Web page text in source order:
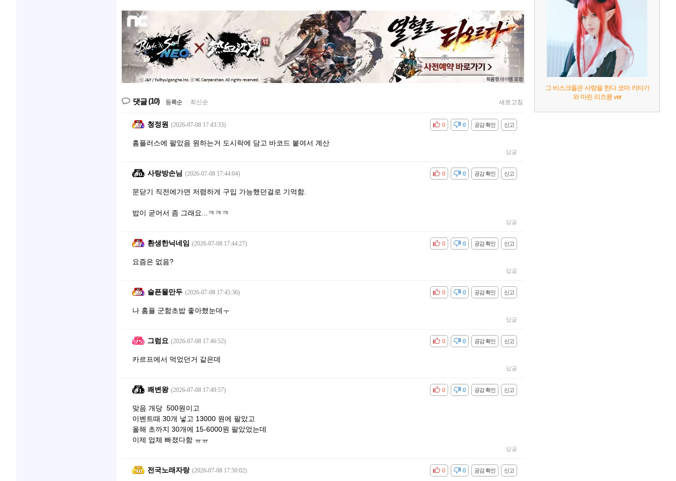
댓글(10) 등록순 최신순 새로고침
청정원 (2026-07-08 17:43:33) 신고
공감 확인
비공감 0
0
홈플러스에 팔았음 원하는거 도시락에 담고 바코드 붙여서 계산
답글
사랑방손님 (2026-07-08 17:44:04) 신고
공감 확인
비공감 0
0
문닫기 직전에가면 저렴하게 구입 가능했던걸로 기억함.
밥이 굳어서 좀 그래요...ㅋㅋㅋ
답글
환생한닉네임 (2026-07-08 17:44:27) 신고
공감 확인
비공감 0
0
요즘은 없음?
답글
슬픈물만두 (2026-07-08 17:45:36) 신고
공감 확인
비공감 0
0
나 홈플 군함초밥 좋아했눈데ㅜ
답글
그럼요 (2026-07-08 17:46:52) 신고
공감 확인
비공감 0
0
카르프에서 먹었던거 같은데
답글
쾌변왕 (2026-07-08 17:49:57) 신고
공감 확인
비공감 0
0
맞음 개당 500원이고
이벤트때 30개 넣고 13000 원에 팔았고
올해 초까지 30개에 15-6000원 팔았었는데
이제 업체 빠졌다함 ㅠㅠ
답글
전국노래자랑 (2026-07-08 17:50:02) 신고
공감 확인
비공감 0
0
그 비스크돌은 사랑을 한다 코마 키타가
와 마린 리즈큥 ver